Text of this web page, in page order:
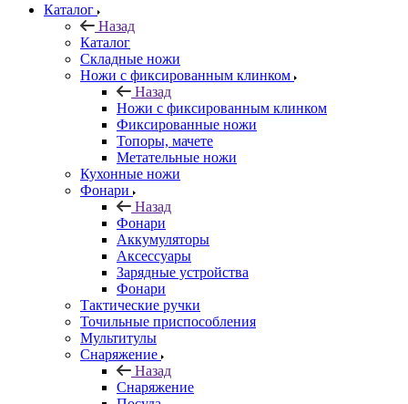
Каталог
Назад
Каталог
Складные ножи
Ножи с фиксированным клинком
Назад
Ножи с фиксированным клинком
Фиксированные ножи
Топоры, мачете
Метательные ножи
Кухонные ножи
Фонари
Назад
Фонари
Аккумуляторы
Аксессуары
Зарядные устройства
Фонари
Тактические ручки
Точильные приспособления
Мультитулы
Снаряжение
Назад
Снаряжение